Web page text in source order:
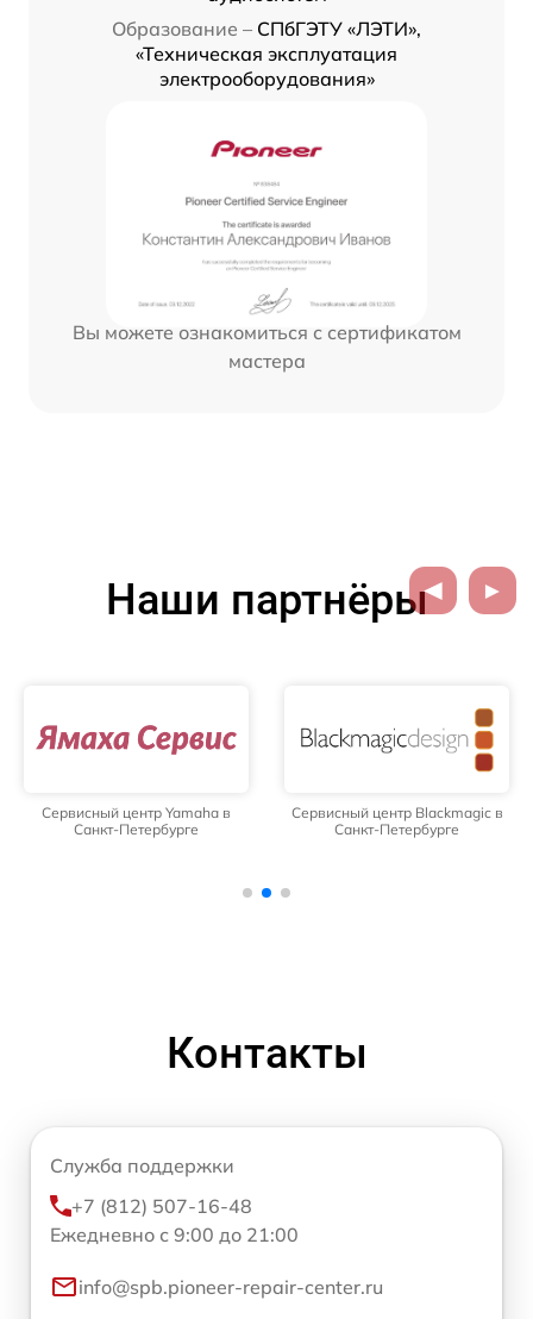
Образование – СПбГЭТУ «ЛЭТИ»,
«Техническая эксплуатация
электрооборудования»
Вы можете ознакомиться с сертификатом
мастера
Наши партнёры
Сервисный центр Yamaha в
Санкт-Петербурге
Сервисный центр Blackmagic в
Санкт-Петербурге
Контакты
Служба поддержки
+7 (812) 507-16-48
Ежедневно с 9:00 до 21:00
info@spb.pioneer-repair-center.ru